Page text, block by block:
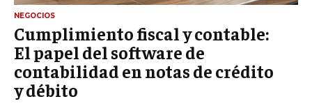
NEGOCIOS
Cumplimiento fiscal y contable:
El papel del software de
contabilidad en notas de crédito
y débito